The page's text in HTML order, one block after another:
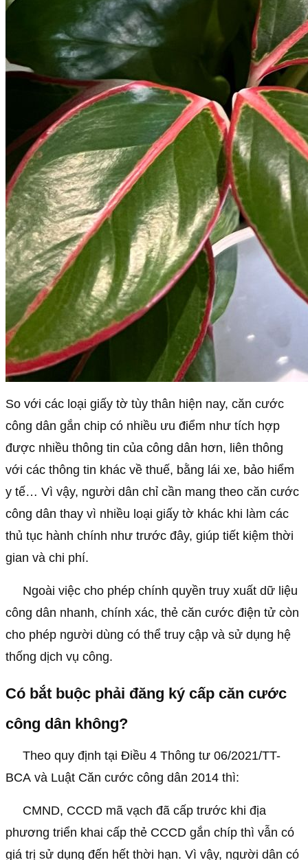
So với các loại giấy tờ tùy thân hiện nay, căn cước
công dân gắn chip có nhiều ưu điểm như tích hợp
được nhiều thông tin của công dân hơn, liên thông
với các thông tin khác về thuế, bằng lái xe, bảo hiểm
y tế… Vì vậy, người dân chỉ cần mang theo căn cước
công dân thay vì nhiều loại giấy tờ khác khi làm các
thủ tục hành chính như trước đây, giúp tiết kiệm thời
gian và chi phí.
Ngoài việc cho phép chính quyền truy xuất dữ liệu
công dân nhanh, chính xác, thẻ căn cước điện tử còn
cho phép người dùng có thể truy cập và sử dụng hệ
thống dịch vụ công.
Có bắt buộc phải đăng ký cấp căn cước
công dân không?
Theo quy định tại Điều 4 Thông tư 06/2021/TT-
BCA và Luật Căn cước công dân 2014 thì:
CMND, CCCD mã vạch đã cấp trước khi địa
phương triển khai cấp thẻ CCCD gắn chíp thì vẫn có
giá trị sử dụng đến hết thời hạn. Vì vậy, người dân có